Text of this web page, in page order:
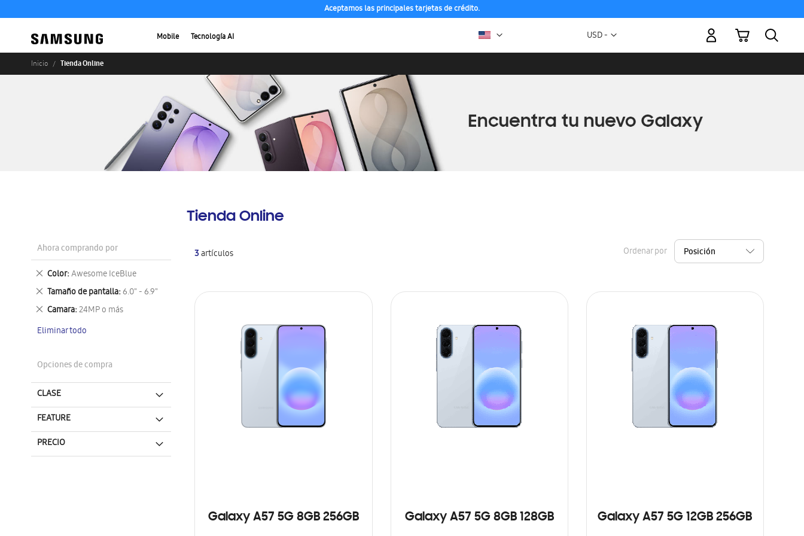
Aceptamos las principales tarjetas de crédito.
Mobile Tecnología AI Moneda
USD -
Mi carrito
Inicio Tienda Online
Tienda Online
3artículos Ordenar por
Galaxy A57 5G 8GB 256GB Galaxy A57 5G 8GB 128GB Galaxy A57 5G 12GB 256GB
Ahora comprando por
Color Awesome IceBlue
Eliminar
este
artículo
Tamaño de pantalla 6.0" - 6.9"
Eliminar
este
artículo
Camara 24MP o más
Eliminar
artículo
Eliminar todo
Opciones de compra
CLASE
FEATURE
PRECIO